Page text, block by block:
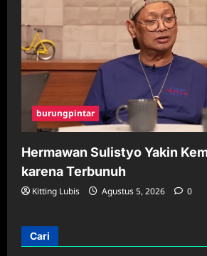
burungpintar
Hermawan Sulistyo Yakin
karena Terbunuh
Kitting Lubis Agustus 5, 2026 0
Cari